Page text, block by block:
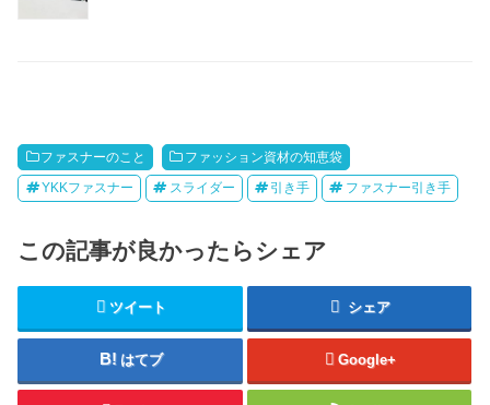
ファスナーのこと ファッション資材の知恵袋
YKKファスナー スライダー 引き手 ファスナー引き手
この記事が良かったらシェア
ツイート シェア
はてブ Google+